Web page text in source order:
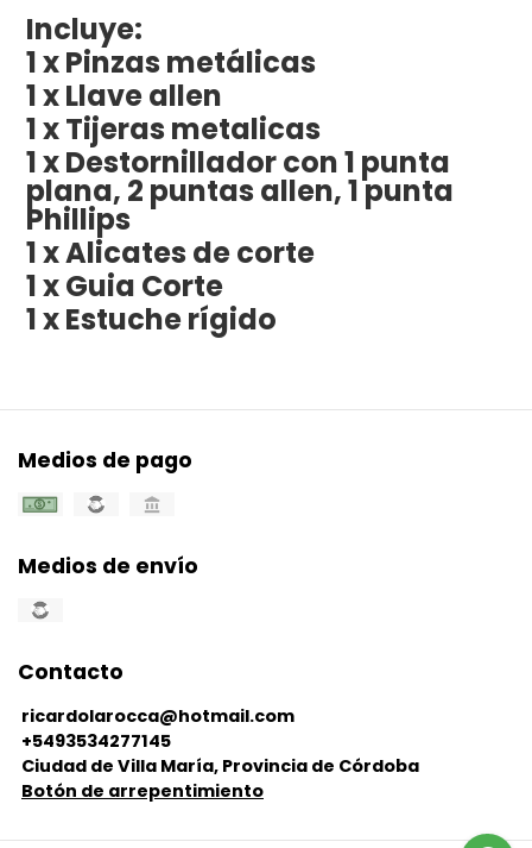
Incluye:
1 x Pinzas metálicas
1 x Llave allen
1 x Tijeras metalicas
1 x Destornillador con 1 punta
plana, 2 puntas allen, 1 punta
Phillips
1 x Alicates de corte
1 x Guia Corte
1 x Estuche rígido
Medios de pago
Medios de envío
Contacto
ricardolarocca@hotmail.com
+5493534277145
Ciudad de Villa María, Provincia de Córdoba
Botón de arrepentimiento